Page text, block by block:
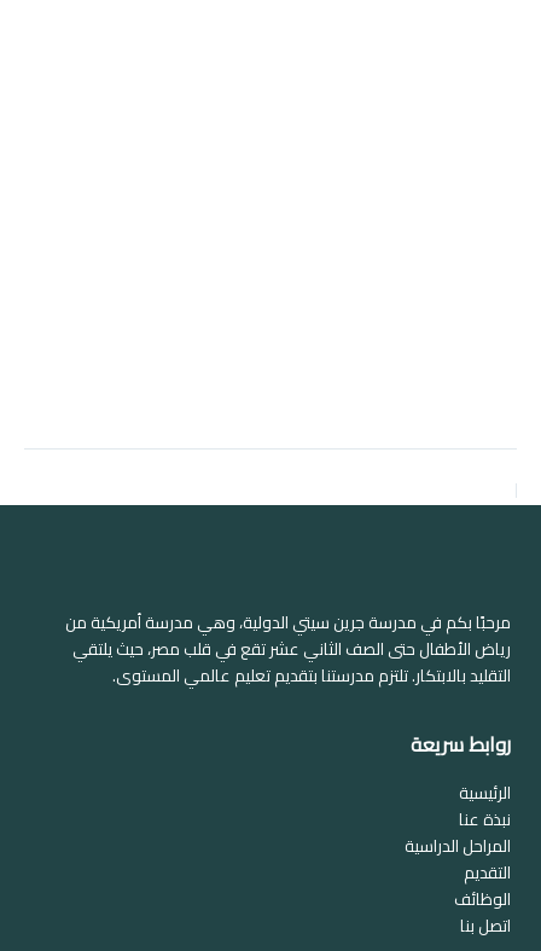
مرحبًا بكم في مدرسة جرين سيتي الدولية، وهي مدرسة أمريكية من
رياض الأطفال حتى الصف الثاني عشر تقع في قلب مصر، حيث يلتقي
التقليد بالابتكار. تلتزم مدرستنا بتقديم تعليم عالمي المستوى.
روابط سريعة
الرئيسية
نبذة عنا
المراحل الدراسية
التقديم
الوظائف
اتصل بنا